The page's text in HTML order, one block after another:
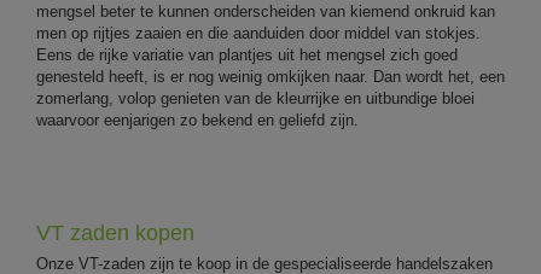
mengsel beter te kunnen onderscheiden van kiemend onkruid kan
men op rijtjes zaaien en die aanduiden door middel van stokjes.
Eens de rijke variatie van plantjes uit het mengsel zich goed
genesteld heeft, is er nog weinig omkijken naar. Dan wordt het, een
zomerlang, volop genieten van de kleurrijke en uitbundige bloei
waarvoor eenjarigen zo bekend en geliefd zijn.
VT zaden kopen
Onze VT-zaden zijn te koop in de gespecialiseerde handelszaken